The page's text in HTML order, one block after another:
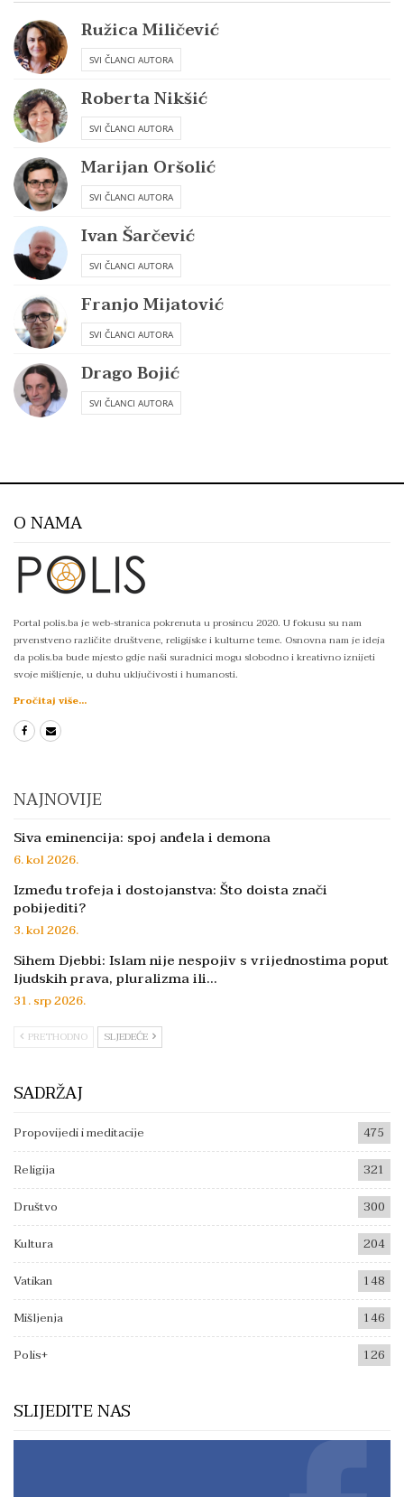
Ružica Miličević
SVI ČLANCI AUTORA
Roberta Nikšić
SVI ČLANCI AUTORA
Marijan Oršolić
SVI ČLANCI AUTORA
Ivan Šarčević
SVI ČLANCI AUTORA
Franjo Mijatović
SVI ČLANCI AUTORA
Drago Bojić
SVI ČLANCI AUTORA
O NAMA
Portal polis.ba je web-stranica pokrenuta u prosincu 2020. U fokusu su nam
prvenstveno različite društvene, religijske i kulturne teme. Osnovna nam je ideja
da polis.ba bude mjesto gdje naši suradnici mogu slobodno i kreativno iznijeti
svoje mišljenje, u duhu uključivosti i humanosti.
Pročitaj više...
NAJNOVIJE
Siva eminencija: spoj anđela i demona
6. kol 2026.
Između trofeja i dostojanstva: Što doista znači
pobijediti?
3. kol 2026.
Sihem Djebbi: Islam nije nespojiv s vrijednostima poput
ljudskih prava, pluralizma ili…
31. srp 2026.
PRETHODNO SLJEDEĆE
SADRŽAJ
Propovijedi i meditacije
475
Religija
321
Društvo
300
Kultura
204
Vatikan
148
Mišljenja
146
Polis+
126
SLIJEDITE NAS